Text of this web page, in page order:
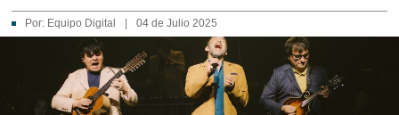
Por: Equipo Digital 04 de Julio 2025